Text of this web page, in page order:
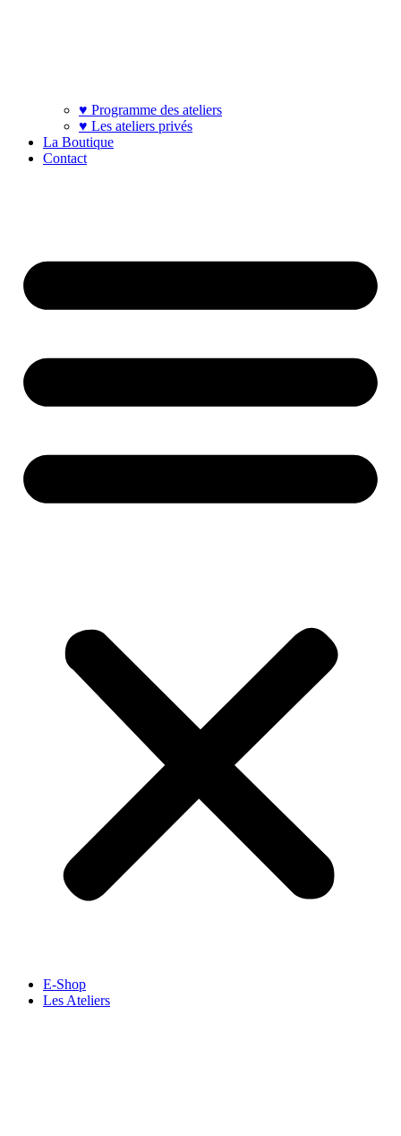
♥ Programme des ateliers
♥ Les ateliers privés
La Boutique
Contact
E-Shop
Les Ateliers